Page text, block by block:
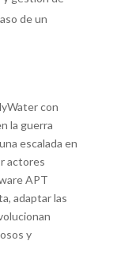
de un
con
la guerra
escalada en
actores
APT
adaptar las
y